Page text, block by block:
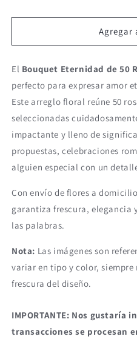
Agregar
El Bouquet Eternidad de 50
perfecto para expresar amor
Este arreglo floral reúne 50
seleccionadas
impactante y lleno de
propuestas, celebraciones
alguien especial con un
Con envío de flores a
garantiza frescura, elegancia
las palabras.
Nota: Las imágenes son
variar en tipo y color,
frescura del diseño.
IMPORTANTE: Nos gustaría
transacciones se procesan